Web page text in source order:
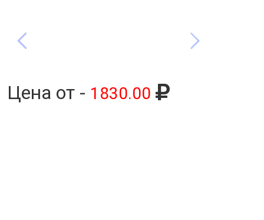
Цена от - 1830.00